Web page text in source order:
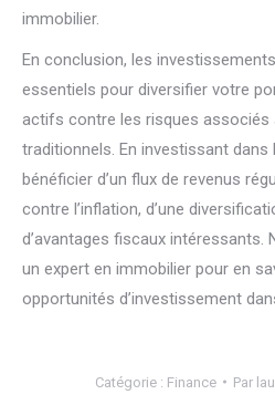
immobilier.
En conclusion, les
essentiels pour diversifier votre
actifs contre les risques associés
traditionnels. En investissant dans
bénéficier d’un flux de revenus
contre l’inflation, d’une
d’avantages fiscaux intéressants.
un expert en immobilier pour en
opportunités d’investissement
Catégorie : Finance Par